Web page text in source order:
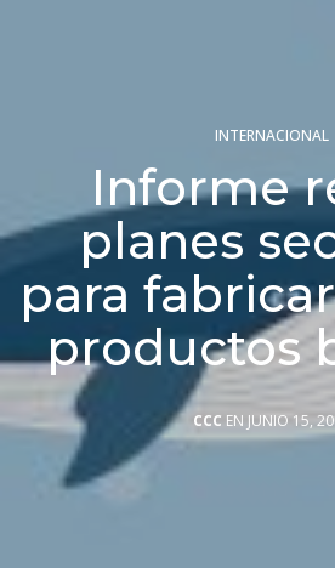
INTERNACIONAL
Informe
planes
para
productos
CCC EN JUNIO 15,